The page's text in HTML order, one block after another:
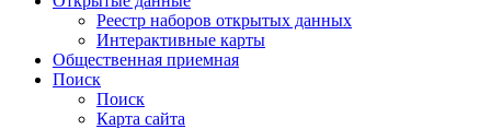
Реестр наборов открытых данных
Интерактивные карты
Общественная приемная
Поиск
Поиск
Карта сайта